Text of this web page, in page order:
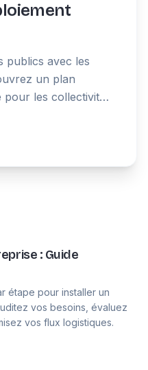
publics avec les
un plan
les collectivités,
: Guide
étape pour installer un
vos besoins, évaluez
vos flux logistiques.